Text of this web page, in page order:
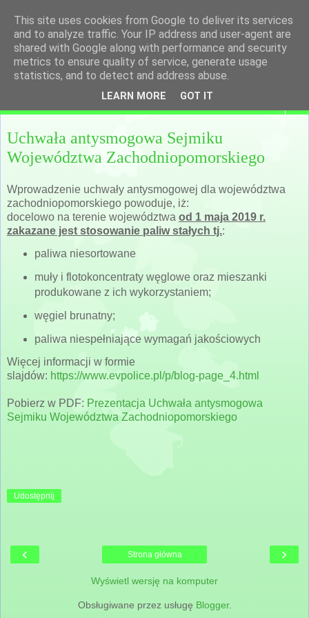
Uchwała antysmogowa Sejmiku
Województwa Zachodniopomorskiego
Wprowadzenie uchwały antysmogowej dla województwa
zachodniopomorskiego powoduje, iż:
docelowo na terenie województwa od 1 maja 2019 r.
zakazane jest stosowanie paliw stałych tj.:
paliwa niesortowane
muły i flotokoncentraty węglowe oraz mieszanki
produkowane z ich wykorzystaniem;
węgiel brunatny;
paliwa niespełniające wymagań jakościowych
Więcej informacji w formie
slajdów: https://www.evpolice.pl/p/blog-page_4.html
Pobierz w PDF: Prezentacja Uchwała antysmogowa
Sejmiku Województwa Zachodniopomorskiego
Udostępnij
‹ ›
Strona główna
Wyświetl wersję na komputer
Obsługiwane przez usługę Blogger.
This site uses cookies from Google to deliver its services
and to analyze traffic. Your IP address and user-agent are
shared with Google along with performance and security
metrics to ensure quality of service, generate usage
statistics, and to detect and address abuse.
LEARN MORE GOT IT